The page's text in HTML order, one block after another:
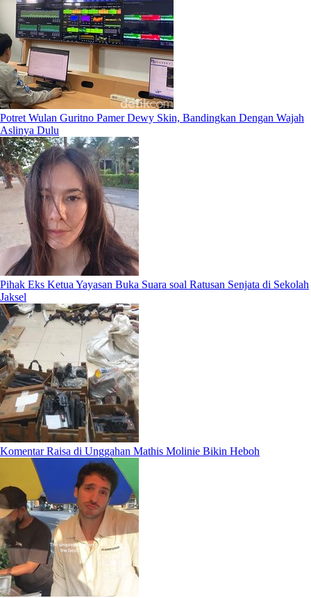
Potret Wulan Guritno Pamer Dewy Skin, Bandingkan Dengan Wajah
Aslinya Dulu
Pihak Eks Ketua Yayasan Buka Suara soal Ratusan Senjata di Sekolah
Jaksel
Komentar Raisa di Unggahan Mathis Molinie Bikin Heboh